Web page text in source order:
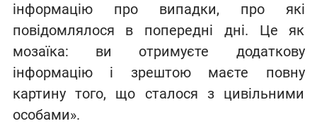
інформацію про випадки, про які
повідомлялося в попередні дні. Це як
мозаїка: ви отримуєте додаткову
інформацію і зрештою маєте повну
картину того, що сталося з цивільними
особами».